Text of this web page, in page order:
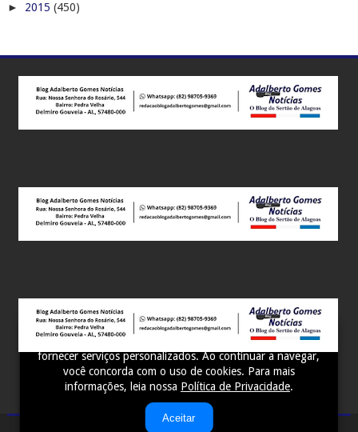
Este site utiliza cookies para melhorar sua experiência e
fornecer serviços personalizados. Ao continuar a navegar,
você concorda com o uso de cookies. Para mais
informações, leia nossa Política de Privacidade.
Aceitar
► 2015 (450)